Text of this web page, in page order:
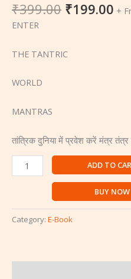
₹399.00 ₹199.00 +
ENTER
THE TANTRIC
WORLD
MANTRAS
तांत्रिक दुनिया में प्रवेश करें मंत्र
Om
Trivedi
ADD TO
BUY NOW
Category: E-Book